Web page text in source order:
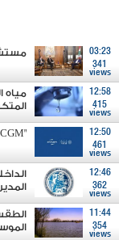
03:23
341
views
12:58
415
views
مياه
12:50
461
views
"CMA CGM" تُنجز الاستحواذ على مجموعة فتّال
12:46
362
views
11:44
354
views